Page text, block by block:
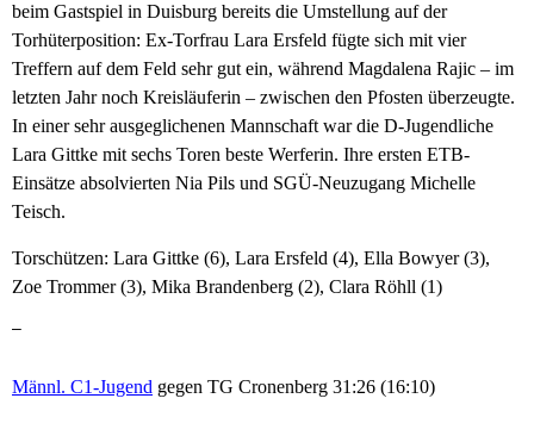
beim Gastspiel in Duisburg bereits die Umstellung auf der
Torhüterposition: Ex-Torfrau Lara Ersfeld fügte sich mit vier
Treffern auf dem Feld sehr gut ein, während Magdalena Rajic – im
letzten Jahr noch Kreisläuferin – zwischen den Pfosten überzeugte.
In einer sehr ausgeglichenen Mannschaft war die D-Jugendliche
Lara Gittke mit sechs Toren beste Werferin. Ihre ersten ETB-
Einsätze absolvierten Nia Pils und SGÜ-Neuzugang Michelle
Teisch.
Torschützen: Lara Gittke (6), Lara Ersfeld (4), Ella Bowyer (3),
Zoe Trommer (3), Mika Brandenberg (2), Clara Röhll (1)
–
Männl. C1-Jugend gegen TG Cronenberg 31:26 (16:10)